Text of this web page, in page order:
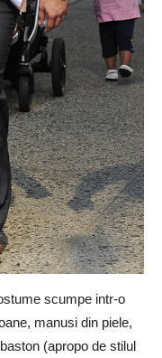
scumpe intr-o
manusi din piele,
(apropo de stilul